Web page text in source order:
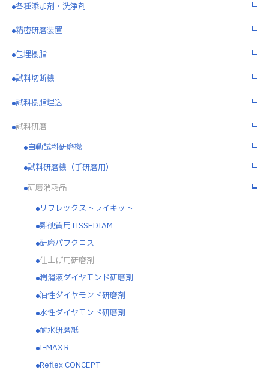
各種添加剤・洗浄剤
精密研磨装置
包埋樹脂
試料切断機
試料樹脂埋込
試料研磨
自動試料研磨機
試料研磨機（手研磨用）
研磨消耗品
リフレックストライキット
難硬質用TISSEDIAM
研磨パフクロス
仕上げ用研磨剤
潤滑液ダイヤモンド研磨剤
油性ダイヤモンド研磨剤
水性ダイヤモンド研磨剤
耐水研磨紙
I-MAX R
Reflex CONCEPT